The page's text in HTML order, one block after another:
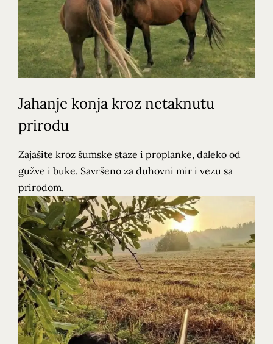
Jahanje konja kroz netaknutu
prirodu
Zajašite kroz šumske staze i proplanke, daleko od
gužve i buke. Savršeno za duhovni mir i vezu sa
prirodom.